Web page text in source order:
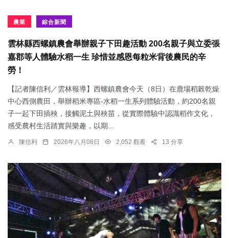
農業 綜合新聞
雲林縣西螺鎮農會舉辦親子下田趣活動 200名親子與立委張
嘉郡等人體驗水稻一生 珍惜並感恩每粒米背後農民的辛
勞！
【記者陳信利／雲林報導】西螺鎮農會今天（8日）在鹿場稻榖乾燥
中心西側農田，舉辦稻米專區-水稻一生系列體驗活動，約200名親
子一起下田插秧，接觸泥土與秧苗，從實際體驗中認識稻作文化，
感受農村生活踏實與樂趣，以期...
陳信利 2026年八月08日 2,052 觀看 13 分享